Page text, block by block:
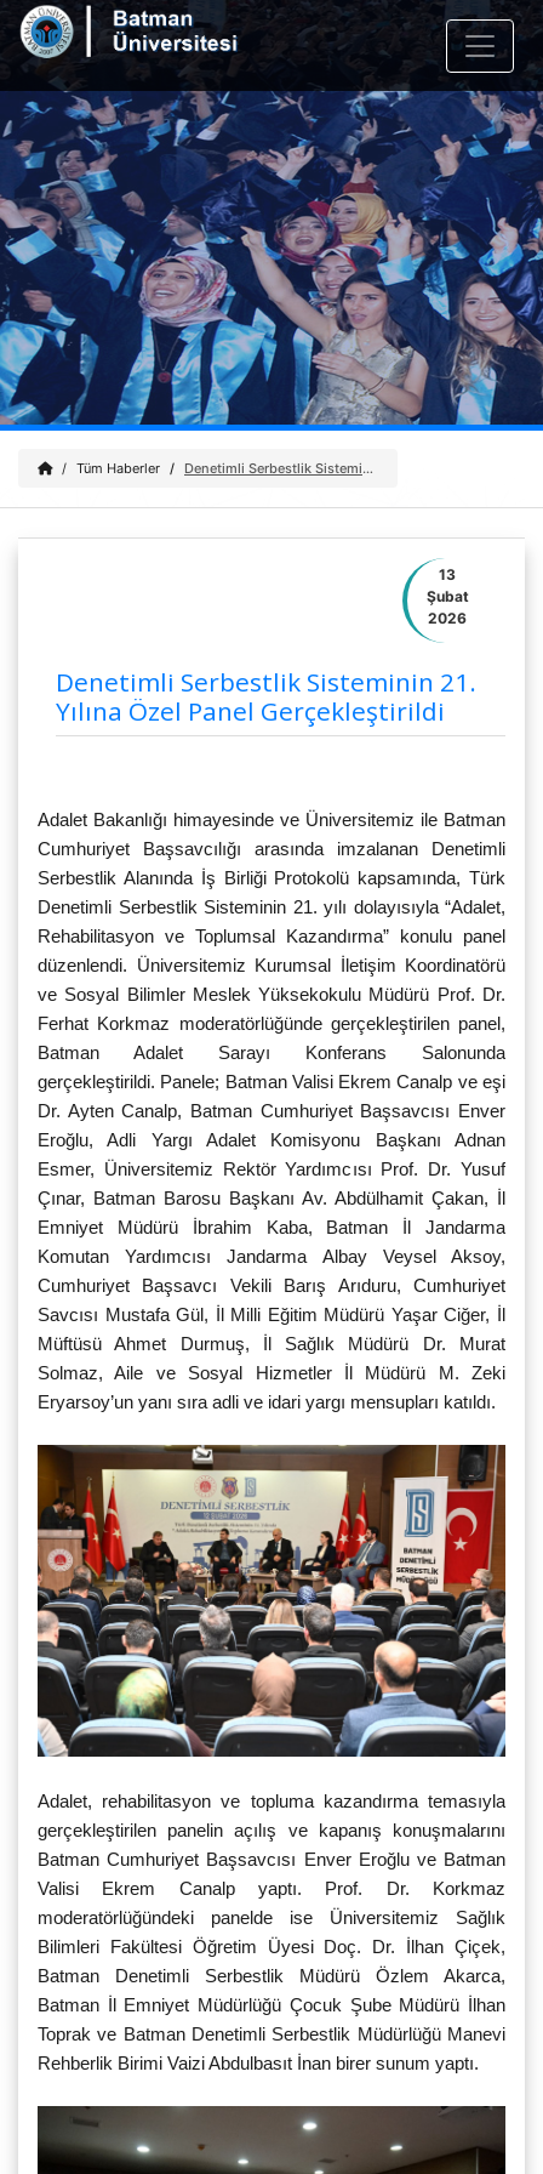
Tüm Haberler Denetimli Serbestlik Sisteminin 21. Yılına Özel Panel Gerçekleştirildi
13
Şubat
2026
Denetimli Serbestlik Sisteminin 21.
Yılına Özel Panel Gerçekleştirildi
Adalet Bakanlığı himayesinde ve Üniversitemiz ile Batman
Cumhuriyet Başsavcılığı arasında imzalanan Denetimli
Serbestlik Alanında İş Birliği Protokolü kapsamında, Türk
Denetimli Serbestlik Sisteminin 21. yılı dolayısıyla “Adalet,
Rehabilitasyon ve Toplumsal Kazandırma” konulu panel
düzenlendi. Üniversitemiz Kurumsal İletişim Koordinatörü
ve Sosyal Bilimler Meslek Yüksekokulu Müdürü Prof. Dr.
Ferhat Korkmaz moderatörlüğünde gerçekleştirilen panel,
Batman Adalet Sarayı Konferans Salonunda
gerçekleştirildi. Panele; Batman Valisi Ekrem Canalp ve eşi
Dr. Ayten Canalp, Batman Cumhuriyet Başsavcısı Enver
Eroğlu, Adli Yargı Adalet Komisyonu Başkanı Adnan
Esmer, Üniversitemiz Rektör Yardımcısı Prof. Dr. Yusuf
Çınar, Batman Barosu Başkanı Av. Abdülhamit Çakan, İl
Emniyet Müdürü İbrahim Kaba, Batman İl Jandarma
Komutan Yardımcısı Jandarma Albay Veysel Aksoy,
Cumhuriyet Başsavcı Vekili Barış Arıduru, Cumhuriyet
Savcısı Mustafa Gül, İl Milli Eğitim Müdürü Yaşar Ciğer, İl
Müftüsü Ahmet Durmuş, İl Sağlık Müdürü Dr. Murat
Solmaz, Aile ve Sosyal Hizmetler İl Müdürü M. Zeki
Eryarsoy’un yanı sıra adli ve idari yargı mensupları katıldı.
Adalet, rehabilitasyon ve topluma kazandırma temasıyla
gerçekleştirilen panelin açılış ve kapanış konuşmalarını
Batman Cumhuriyet Başsavcısı Enver Eroğlu ve Batman
Valisi Ekrem Canalp yaptı. Prof. Dr. Korkmaz
moderatörlüğündeki panelde ise Üniversitemiz Sağlık
Bilimleri Fakültesi Öğretim Üyesi Doç. Dr. İlhan Çiçek,
Batman Denetimli Serbestlik Müdürü Özlem Akarca,
Batman İl Emniyet Müdürlüğü Çocuk Şube Müdürü İlhan
Toprak ve Batman Denetimli Serbestlik Müdürlüğü Manevi
Rehberlik Birimi Vaizi Abdulbasıt İnan birer sunum yaptı.